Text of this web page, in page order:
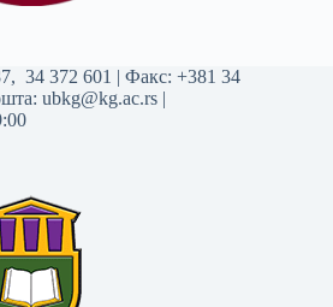
, 34 372 601 | Факс: +381 34
ubkg@kg.ac.rs |